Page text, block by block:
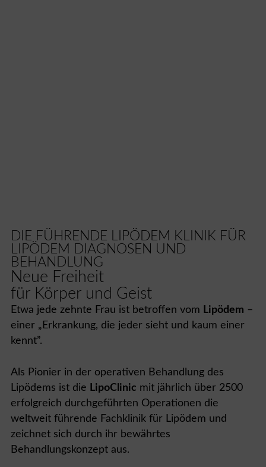
DIE FÜHRENDE LIPÖDEM KLINIK FÜR
LIPÖDEM DIAGNOSEN UND
BEHANDLUNG
Neue Freiheit
für Körper und Geist
Etwa jede zehnte Frau ist betroffen vom Lipödem –
einer „Erkrankung, die jeder sieht und kaum einer
kennt”.
Als Pionier in der operativen Behandlung des
Lipödems ist die LipoClinic mit jährlich über 2500
erfolgreich durchgeführten Operationen die
weltweit führende Fachklinik für Lipödem und
zeichnet sich durch ihr bewährtes
Behandlungskonzept aus.